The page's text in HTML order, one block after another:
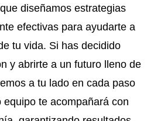
diseñamos estrategias
efectivas para ayudarte a
tu vida. Si has decidido
y abrirte a un futuro lleno de
a tu lado en cada paso
te acompañará con